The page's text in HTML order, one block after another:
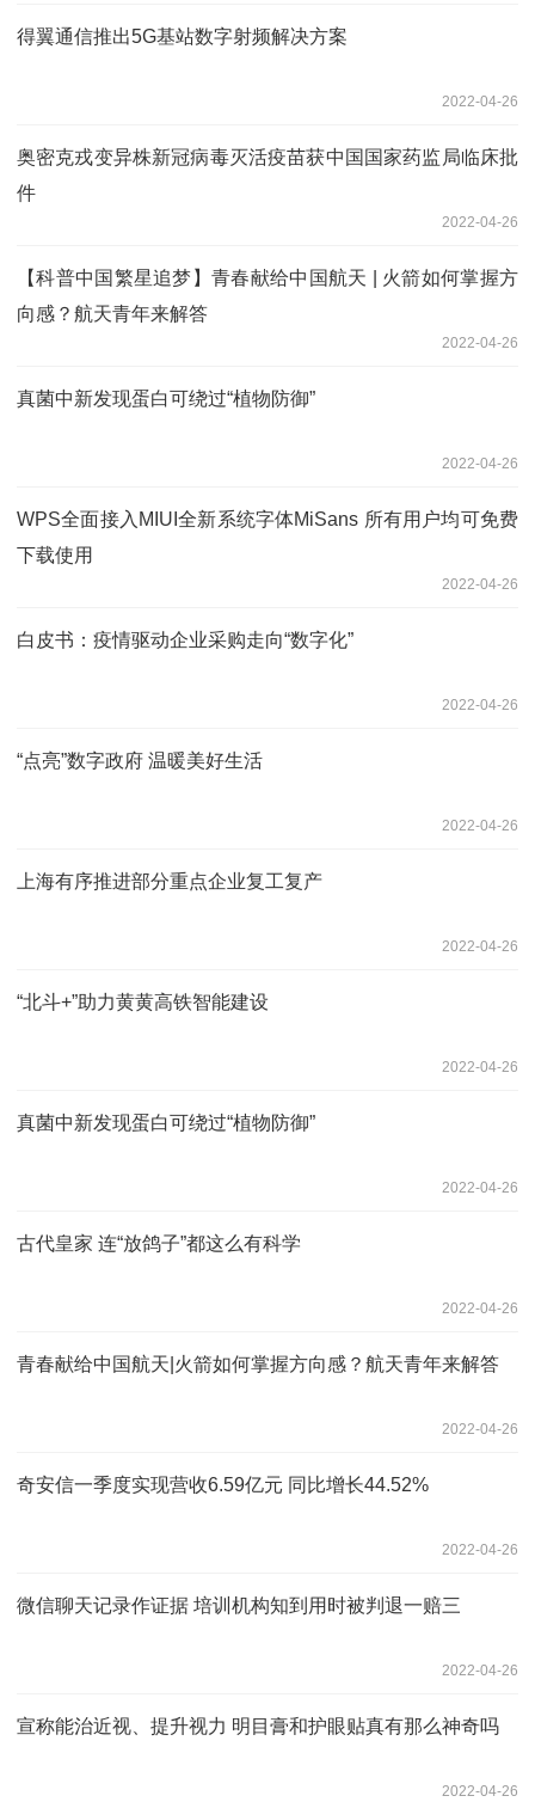
得翼通信推出5G基站数字射频解决方案
2022-04-26
奥密克戎变异株新冠病毒灭活疫苗获中国国家药监局临床批
件
2022-04-26
【科普中国繁星追梦】青春献给中国航天 | 火箭如何掌握方
向感？航天青年来解答
2022-04-26
真菌中新发现蛋白可绕过“植物防御”
2022-04-26
WPS全面接入MIUI全新系统字体MiSans 所有用户均可免费
下载使用
2022-04-26
白皮书：疫情驱动企业采购走向“数字化”
2022-04-26
“点亮”数字政府 温暖美好生活
2022-04-26
上海有序推进部分重点企业复工复产
2022-04-26
“北斗+”助力黄黄高铁智能建设
2022-04-26
真菌中新发现蛋白可绕过“植物防御”
2022-04-26
古代皇家 连“放鸽子”都这么有科学
2022-04-26
青春献给中国航天|火箭如何掌握方向感？航天青年来解答
2022-04-26
奇安信一季度实现营收6.59亿元 同比增长44.52%
2022-04-26
微信聊天记录作证据 培训机构知到用时被判退一赔三
2022-04-26
宣称能治近视、提升视力 明目膏和护眼贴真有那么神奇吗
2022-04-26